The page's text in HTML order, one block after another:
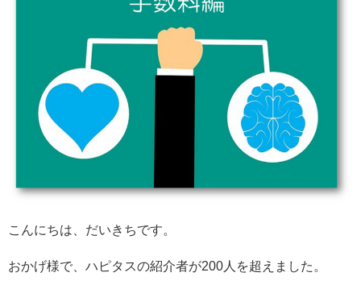
こんにちは、だいきちです。
おかげ様で、ハピタスの紹介者が200人を超えました。